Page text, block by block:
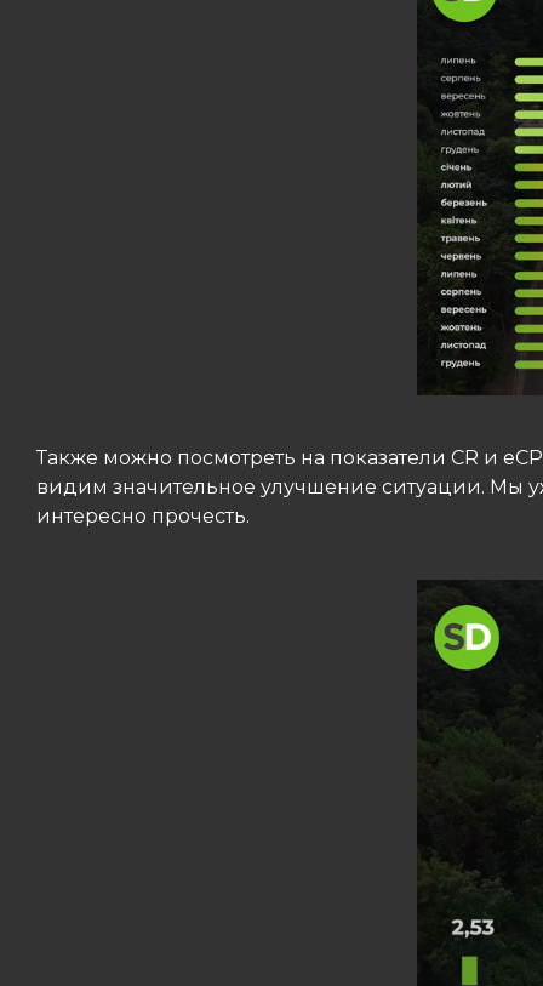
Также можно посмотреть на показатели CR и
видим значительное улучшение ситуации. Мы
интересно прочесть.